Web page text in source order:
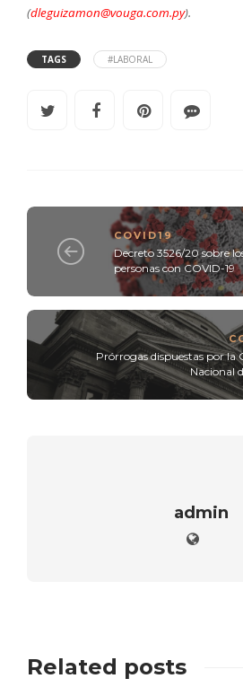
(dleguizamon@vouga.com.py).
TAGS #LABORAL
COVID19
Decreto 3526/20 sobre
personas con COVID-19
Prórrogas dispuestas por la
Nacional
admin
Related posts